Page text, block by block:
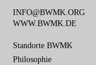
INFO@BWMK.ORG
WWW.BWMK.DE
Navigation
überspringen
Standorte BWMK
Philosophie